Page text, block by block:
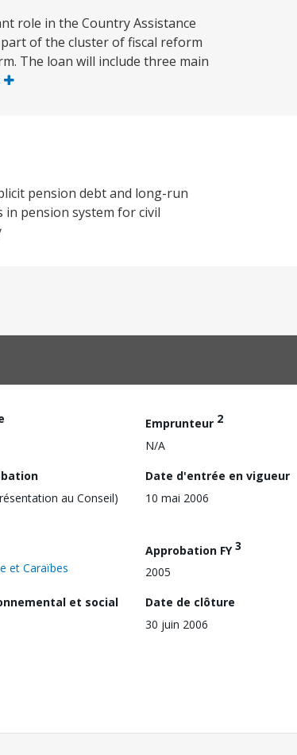
role in the Country Assistance
of the cluster of fiscal reform
The loan will include three main
pension debt and long-run
in pension system for civil
Emprunteur 2
N/A
au Conseil)
Date d'entrée en vigueur
10 mai 2006
et Caraïbes
Approbation FY3
2005
et social
Date de clôture
30 juin 2006